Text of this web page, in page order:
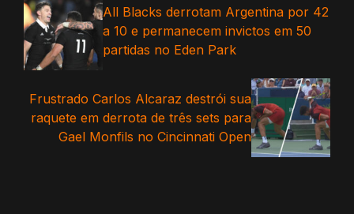
All Blacks derrotam Argentina por 42
a 10 e permanecem invictos em 50
partidas no Eden Park
Frustrado Carlos Alcaraz destrói sua
raquete em derrota de três sets para
Gael Monfils no Cincinnati Open